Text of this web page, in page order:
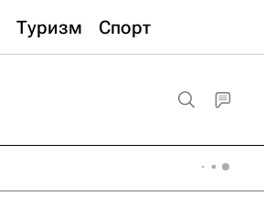
Туризм Спорт